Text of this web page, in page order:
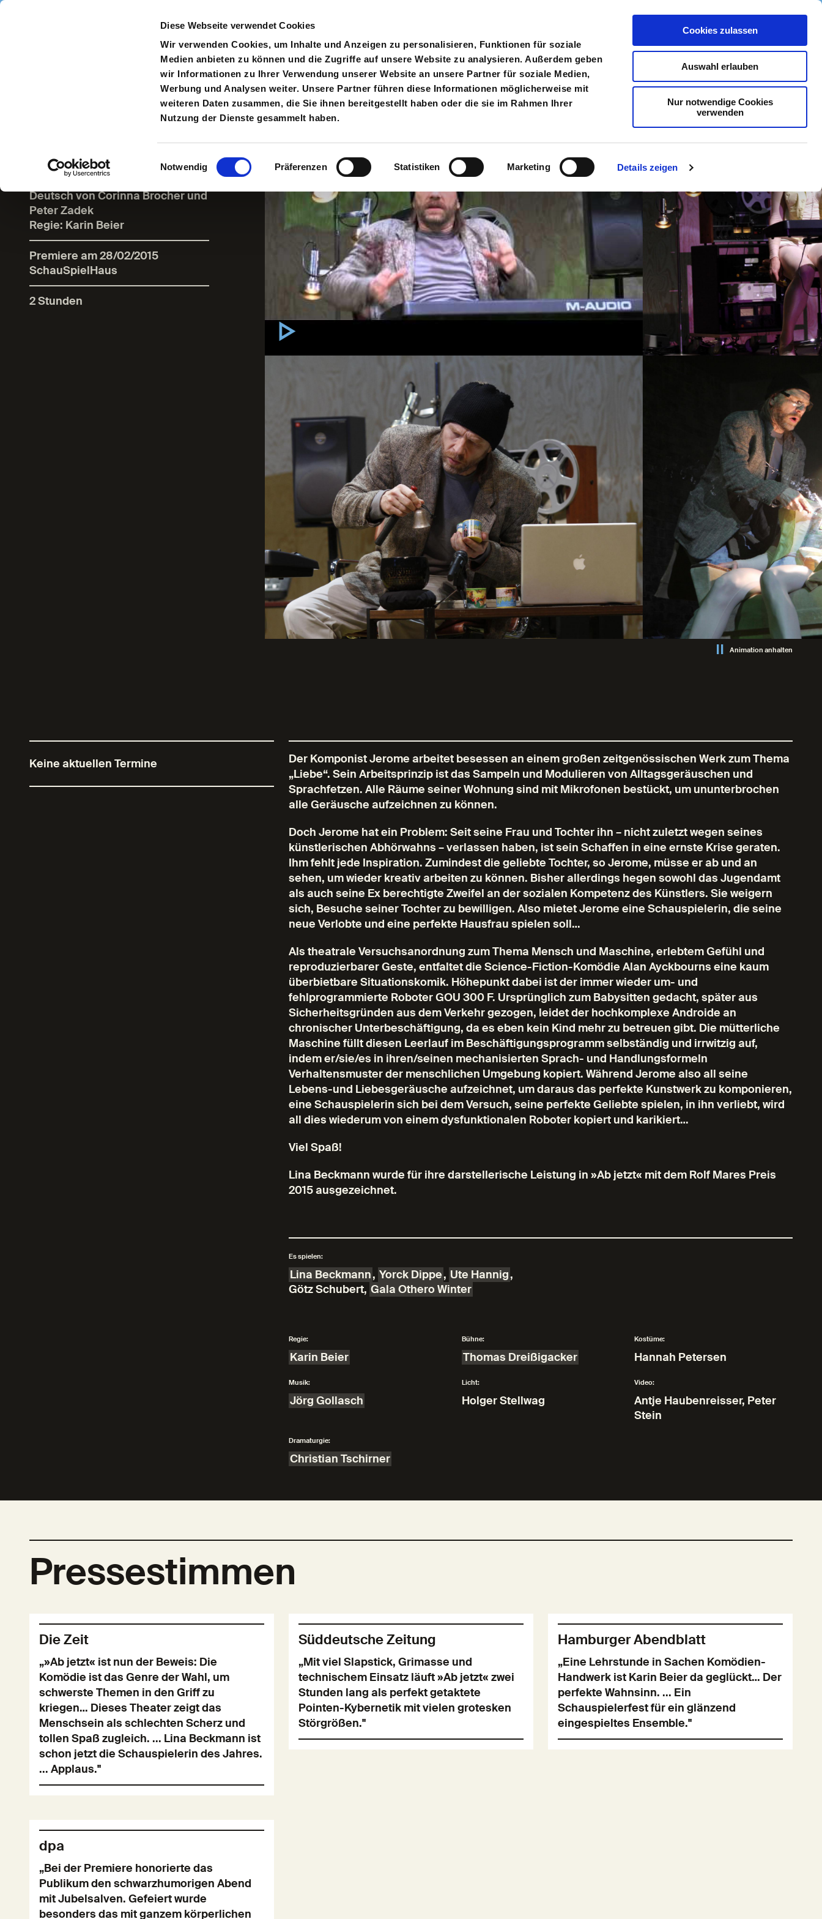
Diese Webseite verwendet Cookies
Wir verwenden Cookies, um Inhalte und Anzeigen zu personalisieren, Funktionen für soziale
Medien anbieten zu können und die Zugriffe auf unsere Website zu analysieren. Außerdem geben
wir Informationen zu Ihrer Verwendung unserer Website an unsere Partner für soziale Medien,
Werbung und Analysen weiter. Unsere Partner führen diese Informationen möglicherweise mit
weiteren Daten zusammen, die Sie ihnen bereitgestellt haben oder die sie im Rahmen Ihrer
Nutzung der Dienste gesammelt haben.
Einwilligungsauswahl
Notwendig Präferenzen Statistiken Marketing Details zeigen
Cookies zulassen
Auswahl erlauben
Nur notwendige Cookies
verwenden
Direkt zum Inhalt
Spielplan Toggle search input Suche Anmelden Anmeldung
Ab jetzt
Komödie von Alan Ayckbourn /
Deutsch von Corinna Brocher und
Peter Zadek
Regie: Karin Beier
Premiere am 28/02/2015
SchauSpielHaus
2 Stunden
Animation anhalten
Keine aktuellen Termine
Der Komponist Jerome arbeitet besessen an einem großen zeitgenössischen Werk zum Thema
„Liebe“. Sein Arbeitsprinzip ist das Sampeln und Modulieren von Alltagsgeräuschen und
Sprachfetzen. Alle Räume seiner Wohnung sind mit Mikrofonen bestückt, um ununterbrochen
alle Geräusche aufzeichnen zu können.
Doch Jerome hat ein Problem: Seit seine Frau und Tochter ihn – nicht zuletzt wegen seines
künstlerischen Abhörwahns – verlassen haben, ist sein Schaffen in eine ernste Krise geraten.
Ihm fehlt jede Inspiration. Zumindest die geliebte Tochter, so Jerome, müsse er ab und an
sehen, um wieder kreativ arbeiten zu können. Bisher allerdings hegen sowohl das Jugendamt
als auch seine Ex berechtigte Zweifel an der sozialen Kompetenz des Künstlers. Sie weigern
sich, Besuche seiner Tochter zu bewilligen. Also mietet Jerome eine Schauspielerin, die seine
neue Verlobte und eine perfekte Hausfrau spielen soll…
Als theatrale Versuchsanordnung zum Thema Mensch und Maschine, erlebtem Gefühl und
reproduzierbarer Geste, entfaltet die Science-Fiction-Komödie Alan Ayckbourns eine kaum
überbietbare Situationskomik. Höhepunkt dabei ist der immer wieder um- und
fehlprogrammierte Roboter GOU 300 F. Ursprünglich zum Babysitten gedacht, später aus
Sicherheitsgründen aus dem Verkehr gezogen, leidet der hochkomplexe Androide an
chronischer Unterbeschäftigung, da es eben kein Kind mehr zu betreuen gibt. Die mütterliche
Maschine füllt diesen Leerlauf im Beschäftigungsprogramm selbständig und irrwitzig auf,
indem er/sie/es in ihren/seinen mechanisierten Sprach- und Handlungsformeln
Verhaltensmuster der menschlichen Umgebung kopiert. Während Jerome also all seine
Lebens-und Liebesgeräusche aufzeichnet, um daraus das perfekte Kunstwerk zu komponieren,
eine Schauspielerin sich bei dem Versuch, seine perfekte Geliebte spielen, in ihn verliebt, wird
all dies wiederum von einem dysfunktionalen Roboter kopiert und karikiert…
Viel Spaß!
Lina Beckmann wurde für ihre darstellerische Leistung in »Ab jetzt« mit dem Rolf Mares Preis
2015 ausgezeichnet.
Es spielen:
Lina Beckmann, Yorck Dippe, Ute Hannig,
Götz Schubert, Gala Othero Winter
Regie:
Karin Beier
Bühne:
Thomas Dreißigacker
Kostüme:
Hannah Petersen
Musik:
Jörg Gollasch
Licht:
Holger Stellwag
Video:
Antje Haubenreisser, Peter
Stein
Dramaturgie:
Christian Tschirner
Pressestimmen
Die Zeit
„»Ab jetzt« ist nun der Beweis: Die
Komödie ist das Genre der Wahl, um
schwerste Themen in den Griff zu
kriegen… Dieses Theater zeigt das
Menschsein als schlechten Scherz und
tollen Spaß zugleich. ... Lina Beckmann ist
schon jetzt die Schauspielerin des Jahres.
... Applaus."
Süddeutsche Zeitung
„Mit viel Slapstick, Grimasse und
technischem Einsatz läuft »Ab jetzt« zwei
Stunden lang als perfekt getaktete
Pointen-Kybernetik mit vielen grotesken
Störgrößen."
Hamburger Abendblatt
„Eine Lehrstunde in Sachen Komödien-
Handwerk ist Karin Beier da geglückt… Der
perfekte Wahnsinn. ... Ein
Schauspielerfest für ein glänzend
eingespieltes Ensemble."
dpa
„Bei der Premiere honorierte das
Publikum den schwarzhumorigen Abend
mit Jubelsalven. Gefeiert wurde
besonders das mit ganzem körperlichen